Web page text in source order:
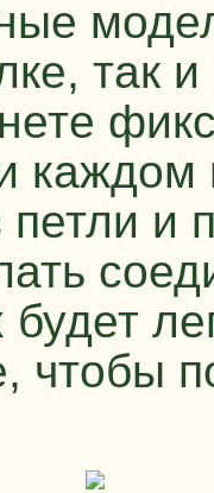
так
каждом
и
чтобы